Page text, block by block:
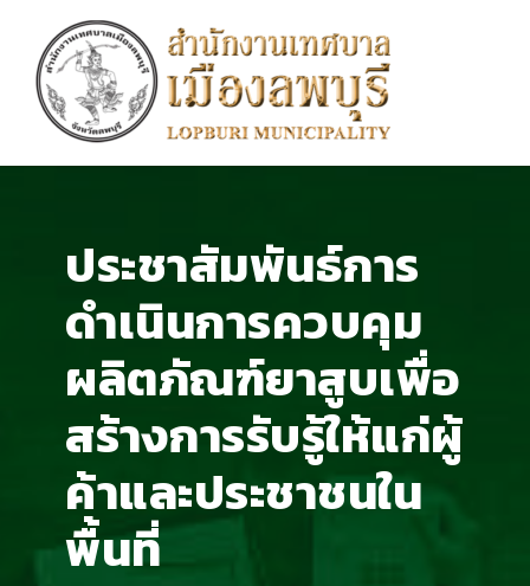
ประชาสัมพันธ์การ
ดำเนินการควบคุม
ผลิตภัณฑ์ยาสูบเพื่อ
สร้างการรับรู้ให้แก่ผู้
ค้าและประชาชนใน
พื้นที่